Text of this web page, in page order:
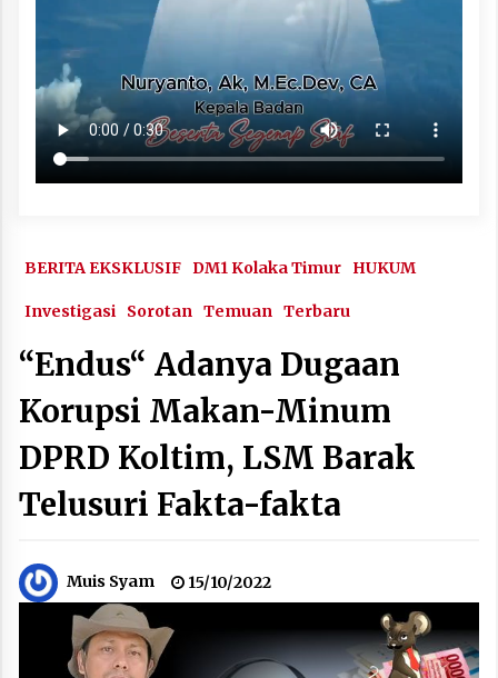
BERITA EKSKLUSIF DM1 Kolaka Timur HUKUM
Investigasi Sorotan Temuan Terbaru
“Endus“ Adanya Dugaan
Korupsi Makan-Minum
DPRD Koltim, LSM Barak
Telusuri Fakta-fakta
Muis Syam 15/10/2022